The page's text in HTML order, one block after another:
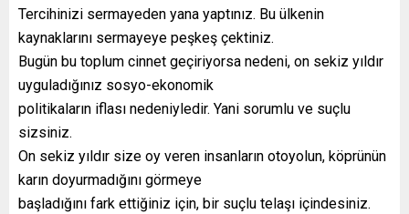
Tercihinizi sermayeden yana yaptınız. Bu ülkenin
kaynaklarını sermayeye peşkeş çektiniz.
Bugün bu toplum cinnet geçiriyorsa nedeni, on sekiz yıldır
uyguladığınız sosyo-ekonomik
politikaların iflası nedeniyledir. Yani sorumlu ve suçlu
sizsiniz.
On sekiz yıldır size oy veren insanların otoyolun, köprünün
karın doyurmadığını görmeye
başladığını fark ettiğiniz için, bir suçlu telaşı içindesiniz.